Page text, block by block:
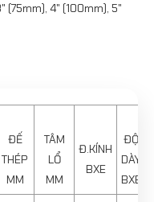
4" (100mm), 5"
ĐẾ
THÉP
MM
TÂM
LỔ
MM
Đ.KÍNH
BXE
ĐỘ
DÀY
BXE